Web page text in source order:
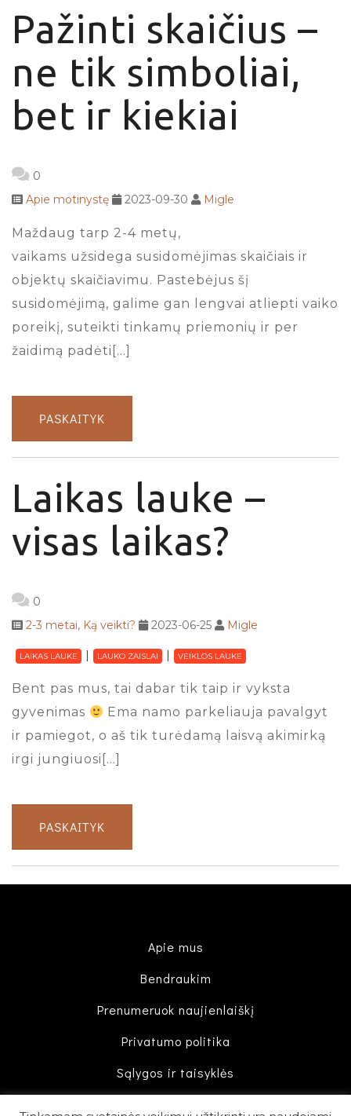
Pažinti skaičius –
ne tik simboliai,
bet ir kiekiai
0
Apie motinystę
2023-09-30 Migle
Maždaug tarp 2-4 metų,
vaikams užsidega susidomėjimas skaičiais ir
objektų skaičiavimu. Pastebėjus šį
susidomėjimą, galime gan lengvai atliepti vaiko
poreikį, suteikti tinkamų priemonių ir per
žaidimą padėti[…]
PASKAITYK
Laikas lauke –
visas laikas?
0
2-3 metai, Ką veikti? 2023-06-25 Migle
LAIKAS LAUKE LAUKO ZAISLAI VEIKLOS LAUKE
Bent pas mus, tai dabar tik taip ir vyksta
gyvenimas
Ema namo parkeliauja pavalgyt
ir pamiegot, o aš tik turėdamą laisvą akimirką
irgi jungiuosi[…]
PASKAITYK
Apie mus
Bendraukim
Prenumeruok naujienlaiškį
Privatumo politika
Sąlygos ir taisyklės